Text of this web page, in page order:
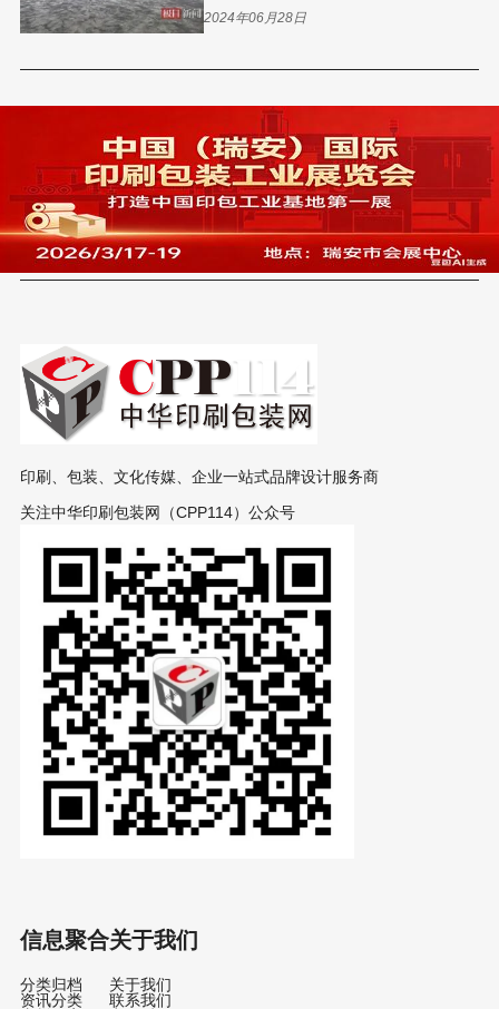
日开幕
2024年06月28日
印刷、包装、文化传媒、企业一站式品牌设计服务商
关注中华印刷包装网（CPP114）公众号
信息聚合
分类归档
资讯分类
关于我们
关于我们
联系我们